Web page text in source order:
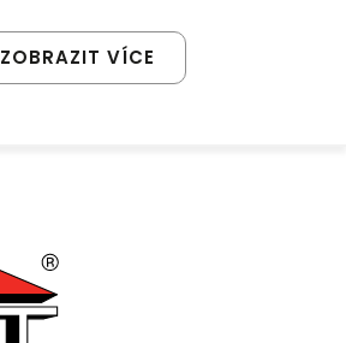
ZOBRAZIT VÍCE